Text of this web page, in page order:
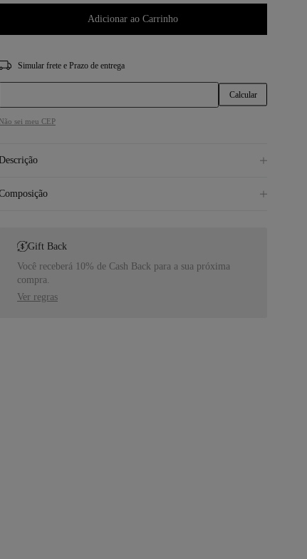
Adicionar ao Carrinho
Não sei meu CEP
Gift Back
Você receberá 10% de Cash Back para a sua próxima
compra.
Ver regras